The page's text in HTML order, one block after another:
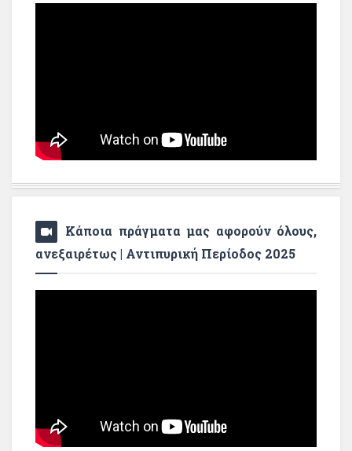
Κάποια πράγματα μας αφορούν όλους,
ανεξαιρέτως | Αντιπυρική Περίοδος 2025